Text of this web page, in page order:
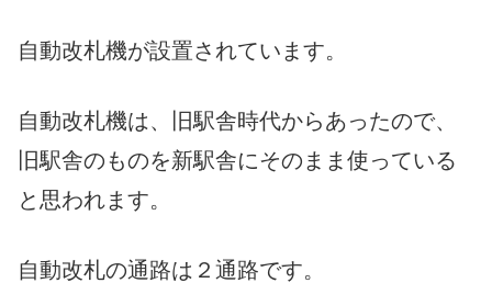
自動改札機が設置されています。
自動改札機は、旧駅舎時代からあったので、
旧駅舎のものを新駅舎にそのまま使っている
と思われます。
自動改札の通路は２通路です。